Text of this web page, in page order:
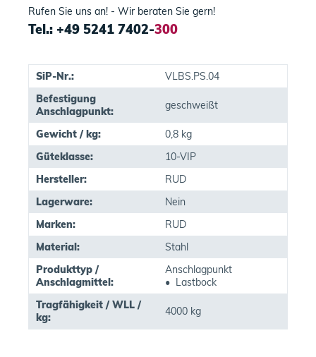
Rufen Sie uns an! - Wir beraten Sie gern!
Tel.: +49 5241 7402-300
SiP-Nr.:
VLBS.PS.04
Befestigung
Anschlagpunkt:
geschweißt
Gewicht / kg:
0,8 kg
Güteklasse:
10-VIP
Hersteller:
RUD
Lagerware:
Nein
Marken:
RUD
Material:
Stahl
Produkttyp /
Anschlagmittel:
Anschlagpunkt
• Lastbock
Tragfähigkeit / WLL /
kg:
4000 kg